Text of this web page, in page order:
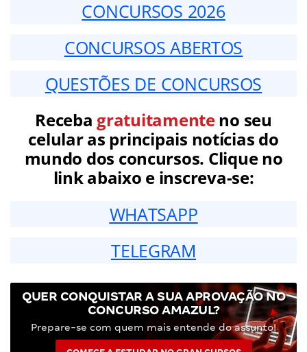
CONCURSOS 2026
CONCURSOS ABERTOS
QUESTÕES DE CONCURSOS
Receba gratuitamenteno seu
celular as principais notícias do
mundo dos concursos. Clique no
link abaixo e inscreva-se:
WHATSAPP
TELEGRAM
QUER CONQUISTAR A SUA APROVAÇÃO NO
CONCURSO AMAZUL?
Prepare-se com quem mais entende do assunto!